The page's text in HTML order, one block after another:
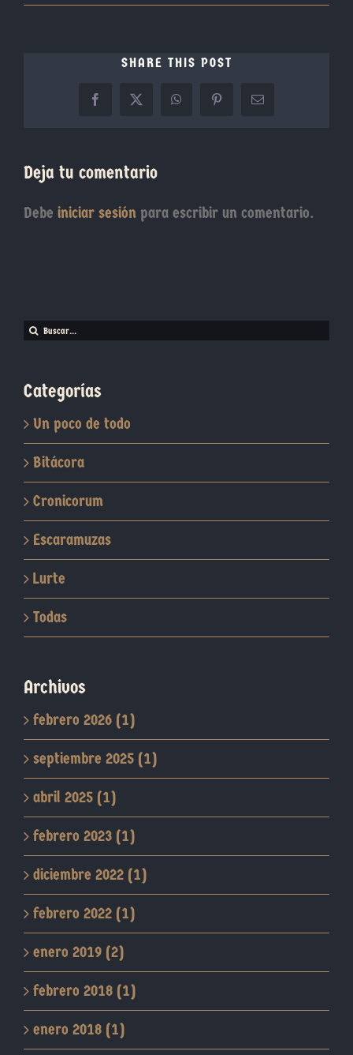
SHARE THIS POST
Facebook
X WhatsAppPinterestCorreo
Deja tu comentario
Debe iniciar sesión para escribir un comentario.
Buscar:
Categorías
Un poco de todo
Bitácora
Cronicorum
Escaramuzas
Lurte
Todas
Archivos
febrero 2026 (1)
septiembre 2025 (1)
abril 2025 (1)
febrero 2023 (1)
diciembre 2022 (1)
febrero 2022 (1)
enero 2019 (2)
febrero 2018 (1)
enero 2018 (1)